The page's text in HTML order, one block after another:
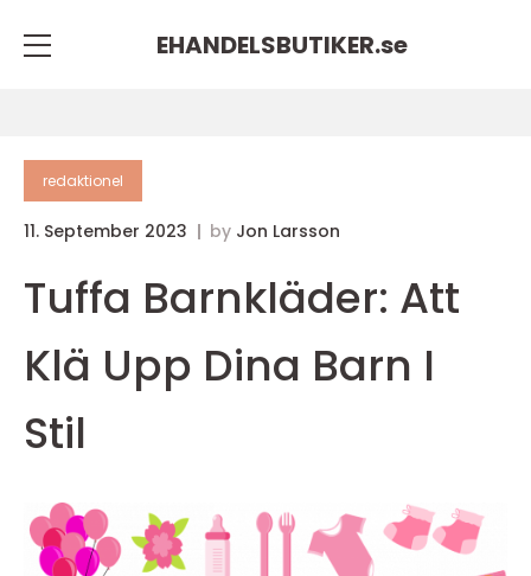
EHANDELSBUTIKER.se
redaktionel
11. September 2023 by Jon Larsson
Tuffa Barnkläder: Att
Klä Upp Dina Barn I
Stil